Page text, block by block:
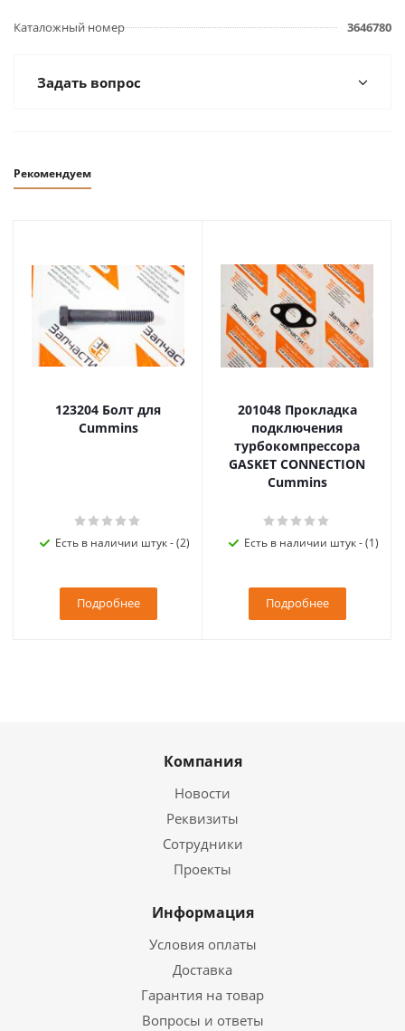
Каталожный номер 3646780
Задать вопрос
Рекомендуем
123204 Болт для
Cummins
Есть в наличии штук - (2)
Подробнее
201048 Прокладка
подключения
турбокомпрессора
GASKET CONNECTION
Cummins
Есть в наличии штук - (1)
Подробнее
Компания
Новости
Реквизиты
Сотрудники
Проекты
Информация
Условия оплаты
Доставка
Гарантия на товар
Вопросы и ответы